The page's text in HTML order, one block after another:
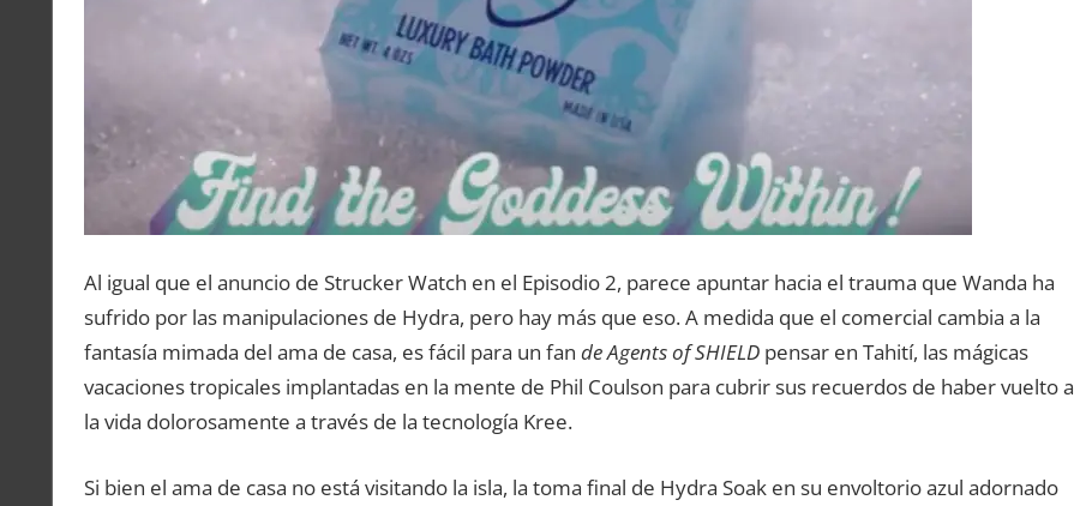
Al igual que el anuncio de Strucker Watch en el Episodio 2, parece apuntar hacia el trauma que Wanda ha
sufrido por las manipulaciones de Hydra, pero hay más que eso. A medida que el comercial cambia a la
fantasía mimada del ama de casa, es fácil para un fan de Agents of SHIELDpensar en Tahití, las mágicas
vacaciones tropicales implantadas en la mente de Phil Coulson para cubrir sus recuerdos de haber vuelto a
la vida dolorosamente a través de la tecnología Kree.
Si bien el ama de casa no está visitando la isla, la toma final de Hydra Soak en su envoltorio azul adornado